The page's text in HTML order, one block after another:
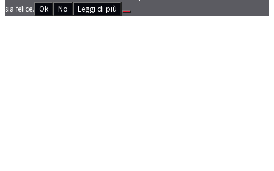
sia felice. Ok No Leggi di più